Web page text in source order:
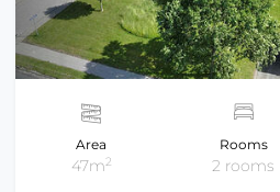
Area
47m2
Rooms
2 rooms